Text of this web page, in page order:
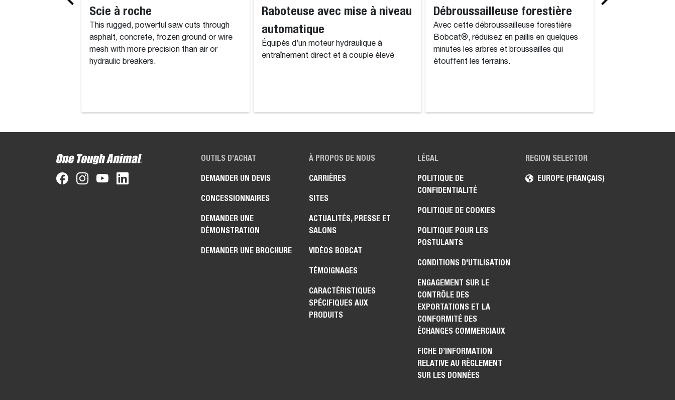
Scie à roche
This rugged, powerful saw cuts through
asphalt, concrete, frozen ground or wire
mesh with more precision than air or
hydraulic breakers.
Raboteuse avec mise à niveau
automatique
Équipés d’un moteur hydraulique à
entraînement direct et à couple élevé
Débroussailleuse forestière
Avec cette débroussailleuse forestière
Bobcat®, réduisez en paillis en quelques
minutes les arbres et broussailles qui
étouffent les terrains.
REGION SELECTOR
EUROPE (FRANÇAIS)
OUTILS D’ACHAT
DEMANDER UN DEVIS
CONCESSIONNAIRES
DEMANDER UNE
DÉMONSTRATION
DEMANDER UNE BROCHURE
À PROPOS DE NOUS
CARRIÈRES
SITES
ACTUALITÉS, PRESSE ET
SALONS
VIDÉOS BOBCAT
TÉMOIGNAGES
CARACTÉRISTIQUES
SPÉCIFIQUES AUX
PRODUITS
LÉGAL
POLITIQUE DE
CONFIDENTIALITÉ
POLITIQUE DE COOKIES
POLITIQUE POUR LES
POSTULANTS
CONDITIONS D'UTILISATION
ENGAGEMENT SUR LE
CONTRÔLE DES
EXPORTATIONS ET LA
CONFORMITÉ DES
ÉCHANGES COMMERCIAUX
FICHE D’INFORMATION
RELATIVE AU RÈGLEMENT
SUR LES DONNÉES